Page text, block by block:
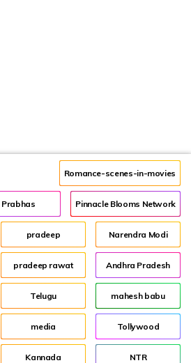
Romance-scenes-in-movies
Prabhas Pinnacle Blooms Network
pradeep Narendra Modi
pradeep rawat Andhra Pradesh
Telugu mahesh babu
media Tollywood
Kannada NTR